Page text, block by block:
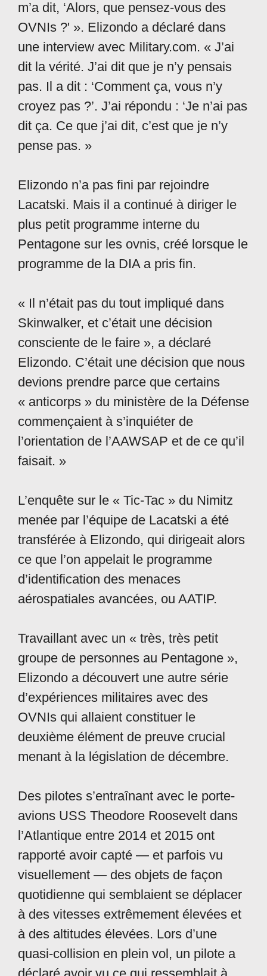
m’a dit, ‘Alors, que pensez-vous des
OVNIs ?' ». Elizondo a déclaré dans
une interview avec Military.com. « J’ai
dit la vérité. J’ai dit que je n’y pensais
pas. Il a dit : ‘Comment ça, vous n’y
croyez pas ?’. J’ai répondu : ‘Je n’ai pas
dit ça. Ce que j’ai dit, c’est que je n’y
pense pas. »
Elizondo n’a pas fini par rejoindre
Lacatski. Mais il a continué à diriger le
plus petit programme interne du
Pentagone sur les ovnis, créé lorsque le
programme de la DIA a pris fin.
« Il n’était pas du tout impliqué dans
Skinwalker, et c’était une décision
consciente de le faire », a déclaré
Elizondo. C’était une décision que nous
devions prendre parce que certains
« anticorps » du ministère de la Défense
commençaient à s’inquiéter de
l’orientation de l’AAWSAP et de ce qu’il
faisait. »
L’enquête sur le « Tic-Tac » du Nimitz
menée par l’équipe de Lacatski a été
transférée à Elizondo, qui dirigeait alors
ce que l’on appelait le programme
d’identification des menaces
aérospatiales avancées, ou AATIP.
Travaillant avec un « très, très petit
groupe de personnes au Pentagone »,
Elizondo a découvert une autre série
d’expériences militaires avec des
OVNIs qui allaient constituer le
deuxième élément de preuve crucial
menant à la législation de décembre.
Des pilotes s’entraînant avec le porte-
avions USS Theodore Roosevelt dans
l’Atlantique entre 2014 et 2015 ont
rapporté avoir capté — et parfois vu
visuellement — des objets de façon
quotidienne qui semblaient se déplacer
à des vitesses extrêmement élevées et
à des altitudes élevées. Lors d’une
quasi-collision en plein vol, un pilote a